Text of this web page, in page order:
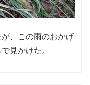
、この雨のおかげ
見かけた。